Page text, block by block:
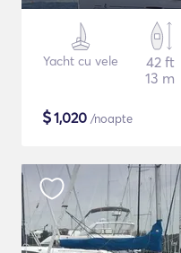
Yacht cu vele
42 ft
13 m
$1,020 /noapte